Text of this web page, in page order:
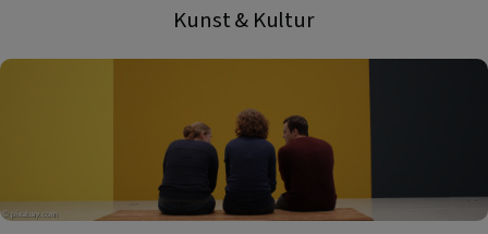
Kunst & Kultur